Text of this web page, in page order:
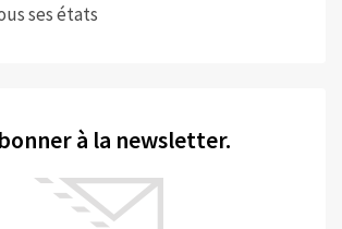
ses états
à la newsletter.